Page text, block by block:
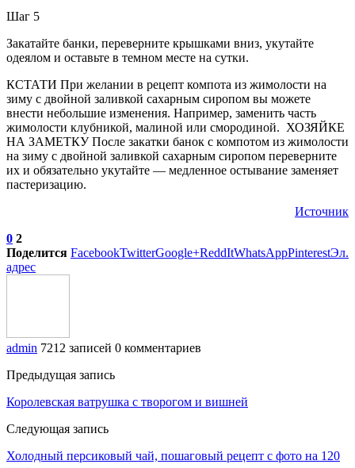
Шаг 5
Закатайте банки, переверните крышками вниз, укутайте
одеялом и оставьте в темном месте на сутки.
КСТАТИ При желании в рецепт компота из жимолости на
зиму с двойной заливкой сахарным сиропом вы можете
внести небольшие изменения. Например, заменить часть
жимолости клубникой, малиной или смородиной. ХОЗЯЙКЕ
НА ЗАМЕТКУ После закатки банок с компотом из жимолости
на зиму с двойной заливкой сахарным сиропом переверните
их и обязательно укутайте — медленное остывание заменяет
пастеризацию.
Источник
0 2
Поделится FacebookTwitterGoogle+ReddItWhatsAppPinterestЭл.
адрес
admin 7212 записей 0 комментариев
Предыдущая запись
Королевская ватрушка с творогом и вишней
Следующая запись
Холодный персиковый чай, пошаговый рецепт с фото на 120